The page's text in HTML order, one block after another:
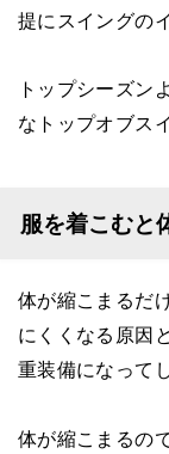
提にスイングの
トップシーズン
なトップオブス
服を着こむと
体が縮こまるだ
にくくなる原因
重装備になって
体が縮こまるの